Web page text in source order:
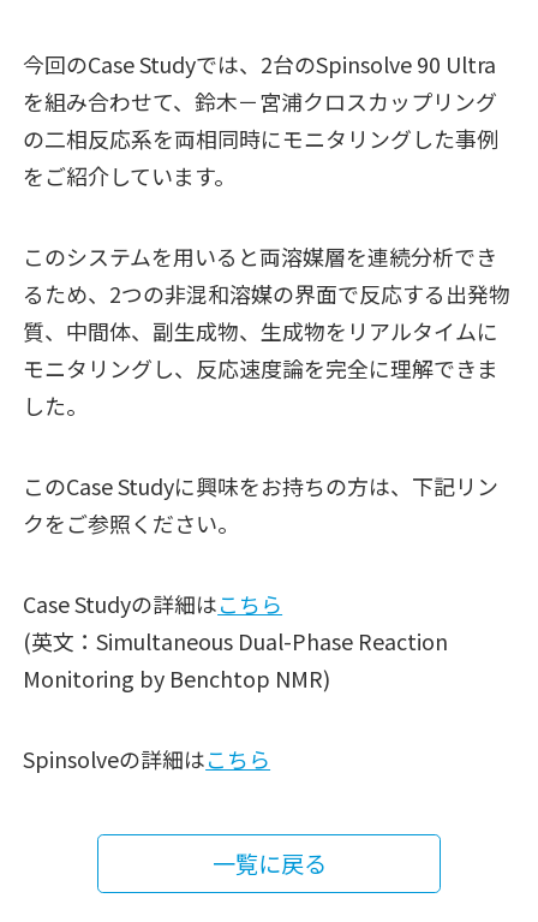
今回のCase Studyでは、2台のSpinsolve 90 Ultra
を組み合わせて、鈴木－宮浦クロスカップリング
の二相反応系を両相同時にモニタリングした事例
をご紹介しています。
このシステムを用いると両溶媒層を連続分析でき
るため、2つの非混和溶媒の界面で反応する出発物
質、中間体、副生成物、生成物をリアルタイムに
モニタリングし、反応速度論を完全に理解できま
した。
このCase Studyに興味をお持ちの方は、下記リン
クをご参照ください。
Case Studyの詳細はこちら
(英文：Simultaneous Dual-Phase Reaction
Monitoring by Benchtop NMR)
Spinsolveの詳細はこちら
一覧に戻る